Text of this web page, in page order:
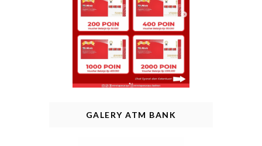
GALERY ATM BANK